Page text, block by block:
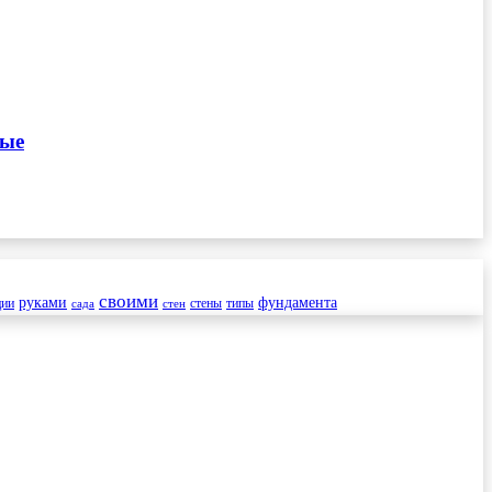
руками сада своими стен стены типы фундамента